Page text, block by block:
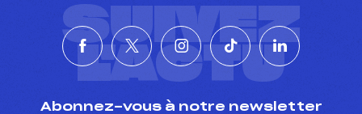
SUIVEZ
L'ACTU
Abonnez-vous à notre newsletter